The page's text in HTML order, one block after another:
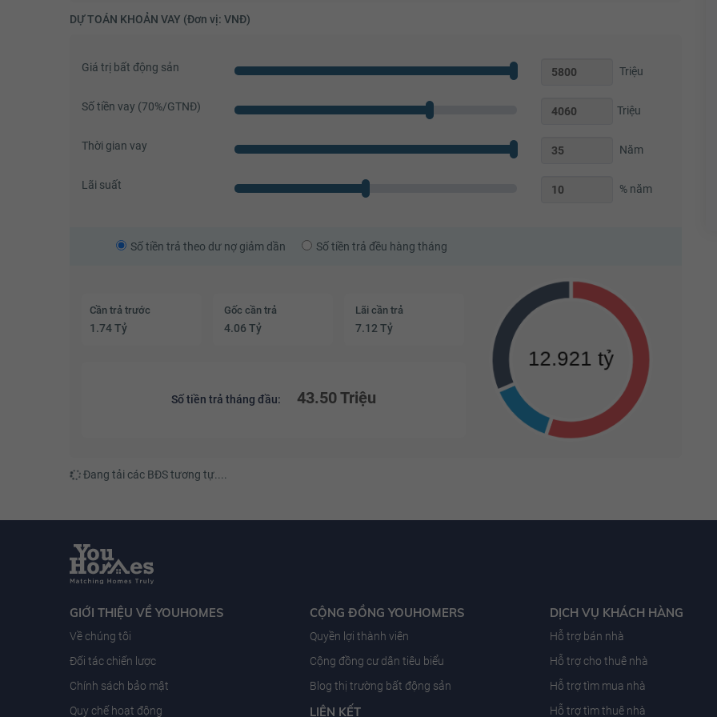
DỰ TOÁN KHOẢN VAY (Đơn vị: VNĐ)
Giá trị bất động sản Triệu
Số tiền vay (70%/GTNĐ) Triệu
Thời gian vay Năm
Lãi suất % năm
Số tiền trả theo dư nợ giảm dần Số tiền trả đều hàng tháng
Cần trả trước
1.74 Tỷ
Gốc cần trả
4.06 Tỷ
Lãi cần trả
7.12 Tỷ
Số tiền trả tháng đầu: 43.50 Triệu
Đang tải các BĐS tương tự....
GIỚI THIỆU VỀ YOUHOMES
Về chúng tôi
Đối tác chiến lược
Chính sách bảo mật
Quy chế hoạt động
CỘNG ĐỒNG YOUHOMERS
Quyền lợi thành viên
Cộng đồng cư dân tiêu biểu
Blog thị trường bất động sản
LIÊN KẾT
DỊCH VỤ KHÁCH HÀNG
Hỗ trợ bán nhà
Hỗ trợ cho thuê nhà
Hỗ trợ tìm mua nhà
Hỗ trợ tìm thuê nhà